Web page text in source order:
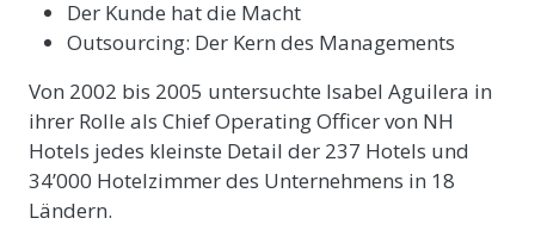
Der Kunde hat die Macht
Outsourcing: Der Kern des Managements
Von 2002 bis 2005 untersuchte Isabel Aguilera in
ihrer Rolle als Chief Operating Officer von NH
Hotels jedes kleinste Detail der 237 Hotels und
34’000 Hotelzimmer des Unternehmens in 18
Ländern.